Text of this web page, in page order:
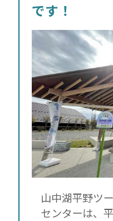
です！
山中湖平野ツ
センターは、